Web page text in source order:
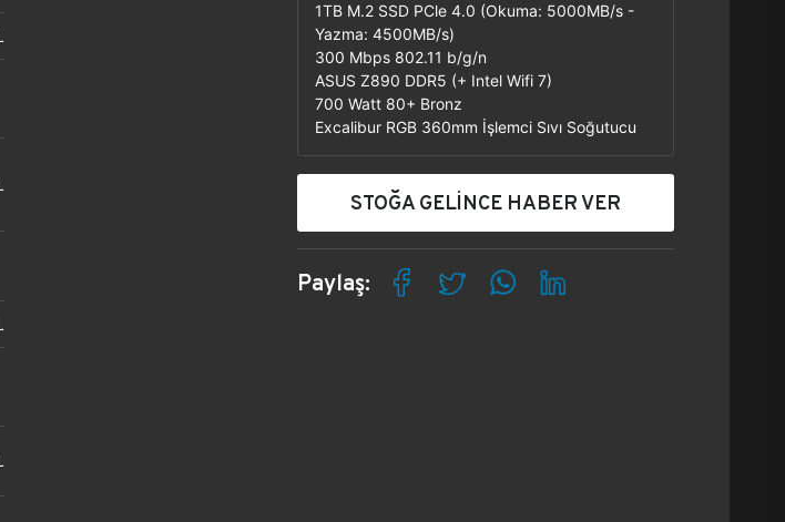
1TB M.2 SSD PCle 4.0 (Okuma: 5000MB/s -
Yazma: 4500MB/s)
300 Mbps 802.11 b/g/n
ASUS Z890 DDR5 (+ Intel Wifi 7)
700 Watt 80+ Bronz
Excalibur RGB 360mm İşlemci Sıvı Soğutucu
STOĞA GELİNCE HABER VER
Paylaş: